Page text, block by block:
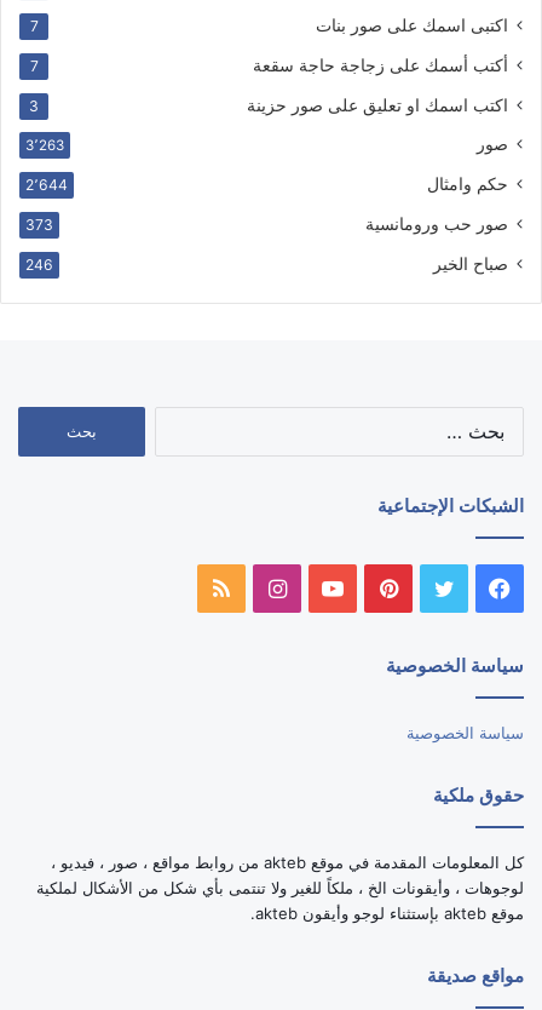
اكتبى اسمك على صور بنات 7
أكتب أسمك على زجاجة حاجة سقعة 7
اكتب اسمك او تعليق على صور حزينة 3
صور 3٬263
حكم وامثال 2٬644
صور حب ورومانسية 373
صباح الخير 246
الشبكات الإجتماعية
فيسبوك تويتر بينتيريستيوتيوبانستقرامملخص
سياسة الخصوصية
سياسة الخصوصية
حقوق ملكية
كل المعلومات المقدمة في موقع akteb من روابط مواقع ، صور ، فيديو ،
لوجوهات ، وأيقونات الخ ، ملكاً للغير ولا تنتمى بأي شكل من الأشكال لملكية
موقع akteb بإستثناء لوجو وأيقون akteb.
مواقع صديقة